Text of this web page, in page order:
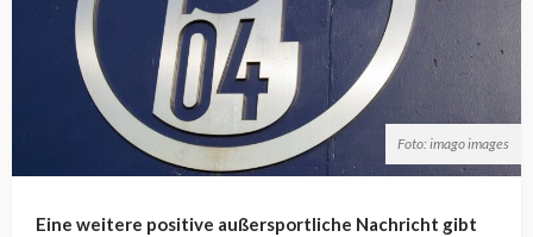
Foto: imago images
Eine weitere positive außersportliche Nachricht gibt